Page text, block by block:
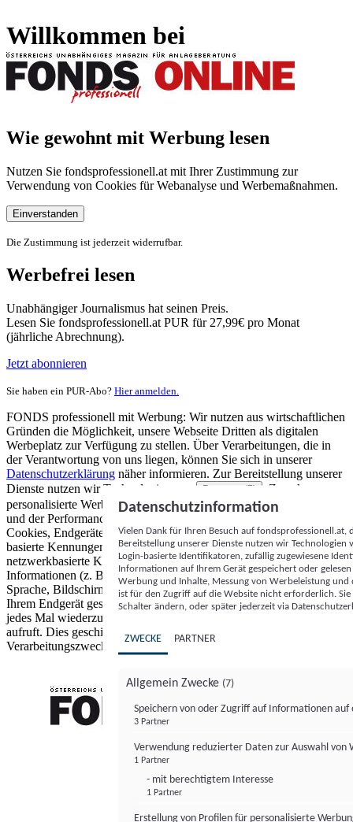
Willkommen bei
Wie gewohnt mit Werbung lesen
Nutzen Sie fondsprofessionell.at mit Ihrer Zustimmung zur
Verwendung von Cookies für Webanalyse und Werbemaßnahmen.
Einverstanden
Die Zustimmung ist jederzeit widerrufbar.
Werbefrei lesen
Unabhängiger Journalismus hat seinen Preis.
Lesen Sie fondsprofessionell.at PUR für 27,99€ pro Monat
(jährliche Abrechnung).
Jetzt abonnieren
Sie haben ein PUR-Abo? Hier anmelden.
FONDS professionell mit Werbung: Wir nutzen aus wirtschaftlichen
Gründen die Möglichkeit, unsere Webseite Dritten als digitalen
Werbeplatz zur Verfügung zu stellen. Über Verarbeitungen, die in
der Verantwortung von uns liegen, können Sie sich in unserer
Datenschutzerklärung näher informieren. Zur Bereitstellung unserer
Dienste nutzen wir Technologien von
Partnern (5)
. Zwecke:
personalisierte Werbung und Inhalte, Messung von Werbeleistung
und der Performance von Inhalten sowie Zielgruppenforschung.
Cookies, Endgeräte- oder ähnliche Online-Kennungen (z. B. login-
basierte Kennungen, zufällig generierte Kennungen,
netzwerkbasierte Kennungen) können zusammen mit anderen
Informationen (z. B. Browsertyp und Browserinformationen,
Sprache, Bildschirmgröße, unterstützte Technologien usw.) auf
Ihrem Endgerät gespeichert oder von dort ausgelesen werden, um es
jedes Mal wiederzuerkennen, wenn es eine App oder einer Webseite
aufruft. Dies geschieht für einen oder mehrere der hier aufgeführten
Verarbeitungszwecke.
Datenschutzinformation
Vielen Dank für Ihren Besuch auf
Bereitstellung unserer Dienste nutzen wir Technologien
Login-basierte Identifikatoren, zufällig zugewiesene
Informationen auf Ihrem Gerät gespeichert oder
Werbung und Inhalte, Messung von Werbeleistung
ist für den Zugriff auf die Website nicht erforderlich.
Schalter ändern, oder später jederzeit via
ZWECKE PARTNER
Allgemein Zwecke (7)
Speichern von oder Zugriff auf Informationen auf
3 Partner
Verwendung reduzierter Daten zur Auswahl von
1 Partner
- mit berechtigtem Interesse
1 Partner
Erstellung von Profilen für personalisierte
FONDS professionell